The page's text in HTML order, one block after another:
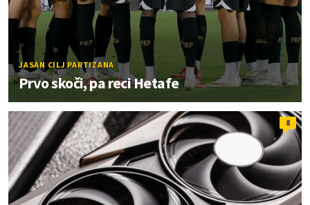
JASAN CILJ PARTIZANA
Prvo skoči, pa reci Hetafe
8